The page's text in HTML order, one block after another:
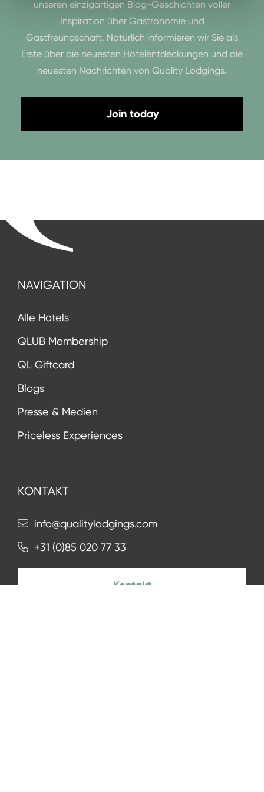
unseren einzigartigen Blog-Geschichten voller
Inspiration über Gastronomie und
Gastfreundschaft. Natürlich informieren wir Sie als
Erste über die neuesten Hotelentdeckungen und die
neuesten Nachrichten von Quality Lodgings.
Join today
NAVIGATION
Alle Hotels
QLUB Membership
QL Giftcard
Blogs
Presse & Medien
Priceless Experiences
KONTAKT
info@qualitylodgings.com
+31 (0)85 020 77 33
Kontakt